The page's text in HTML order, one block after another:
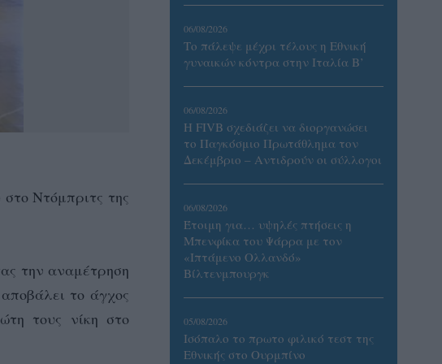
Ντόμπριτς της
την αναμέτρηση
το άγχος
τους νίκη στο
06/08/2026
Το πάλεψε μέχρι τέλους η Εθνική
γυναικών κόντρα στην Ιταλία Β’
06/08/2026
Η FIVB σχεδιάζει να διοργανώσει
το Παγκόσμιο Πρωτάθλημα τον
Δεκέμβριο – Αντιδρούν οι σύλλογοι
06/08/2026
Έτοιμη για… υψηλές πτήσεις η
Μπενφίκα του Ψάρρα με τον
«Ιπτάμενο Ολλανδό»
Βίλτενμπουργκ
05/08/2026
Ισόπαλο το πρωτο φιλικό τεστ της
Εθνικής στο Ουρμπίνο